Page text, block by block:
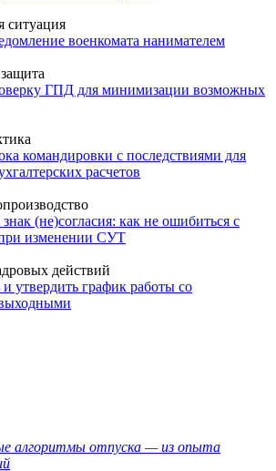
ситуация
военкомата нанимателем
ГПД для минимизации возможных
командировки с последствиями для
расчетов
(не)согласия: как не ошибиться с
изменении СУТ
действий
и утвердить график работы со
алгоритмы отпуска — из опыта